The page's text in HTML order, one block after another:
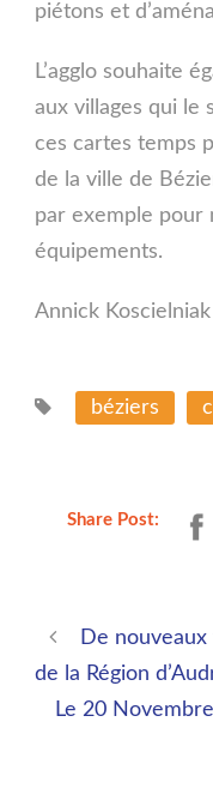
piétons et
L’agglo souhaite
aux villages qui le
ces cartes temps
de la ville de
par exemple pour
équipements.
Annick Koscielniak
béziers
Share Post:
De nouveaux
de la Région
Le 20